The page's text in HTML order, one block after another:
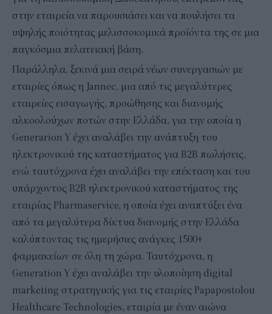
στην εταιρεία να παρουσιάσει και να πουλήσει τα
υψηλής ποιότητας μελισσοκομικά προϊόντα της σε μια
παγκόσμια πελατειακή βάση.
Παράλληλα, ξεκινά μια σειρά νέων συνεργασιών με
εταιρίες όπως η Jannec, μια από τις μεγαλύτερες
εταιρείες εισαγωγής, προώθησης και διανομής
αλκοολούχων ποτών στην Ελλάδα, για την οποία η
Generarion Y έχει αναλάβει την ανάπτυξη του
ηλεκτρονικού της καταστήματος για B2B πωλήσεις,
ενώ ταυτόχρονα έχει αναλάβει την επέκταση και του
υπάρχοντος Β2Β ηλεκτρονικού καταστήματος της
εταιρίας Pharmaservice, η οποία έχει αναπτύξει ένα
από τα μεγαλύτερα δίκτυα διανομής στην Ελλάδα
καλύπτοντας τις ημερήσιες ανάγκες 1500+
φαρμακείων σε όλη τη χώρα. Ταυτόχρονα, η
Generation Y έχει αναλάβει την υλοποίηση digital
marketing στρατηγικής για τις εταιρίες Papapostolou
Healthcare Technologies, εταιρία με έναν αιώνα